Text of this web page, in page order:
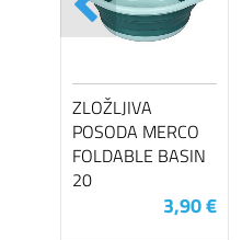
ZLOŽLJIVA
POSODA MERCO
FOLDABLE BASIN
20
3,90 €